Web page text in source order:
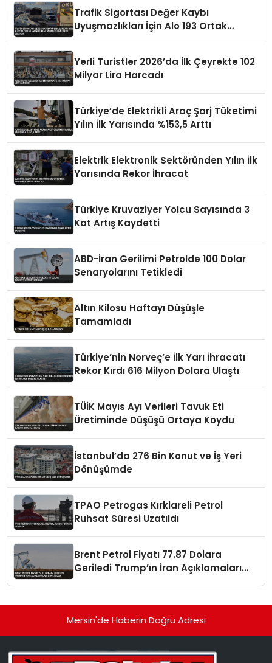
Trafik Sigortası Değer Kaybı
Uyuşmazlıkları İçin Alo 193 Ortak
Yerli Turistler 2026’da İlk Çeyrekte 102
Milyar Lira Harcadı
Türkiye’de Elektrikli Araç Şarj Tüketimi
Yılın İlk Yarısında %153,5 Arttı
Elektrik Elektronik Sektöründen Yılın İlk
Yarısında Rekor İhracat
Türkiye Kruvaziyer Yolcu Sayısında 3
Kat Artış Kaydetti
ABD-İran Gerilimi Petrolde 100 Dolar
Senaryolarını Tetikledi
Altın Kilosu Haftayı Düşüşle
Tamamladı
Türkiye’nin Norveç’e İlk Yarı İhracatı
Rekor Kırdı 616 Milyon Dolara Ulaştı
TÜİK Mayıs Ayı Verileri Tavuk Eti
Üretiminde Düşüşü Ortaya Koydu
İstanbul’da 276 Bin Konut ve İş Yeri
Dönüşümde
TPAO Petrogas Kırklareli Petrol
Ruhsat Süresi Uzatıldı
Brent Petrol Fiyatı 77.87 Dolara
Geriledi Trump’ın İran Açıklamaları
Mersin'de Haberin Doğru Adresi